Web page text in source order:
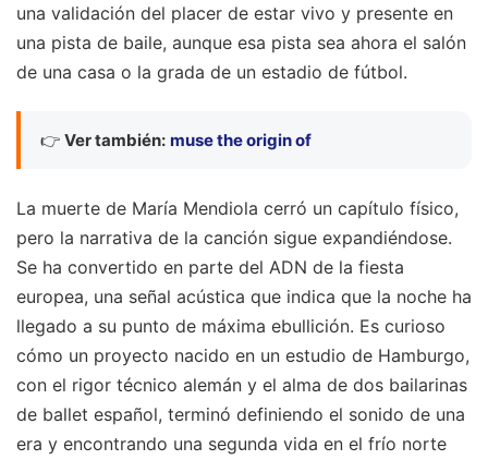
una validación del placer de estar vivo y presente en
una pista de baile, aunque esa pista sea ahora el salón
de una casa o la grada de un estadio de fútbol.
👉 Ver también: muse the origin of
La muerte de María Mendiola cerró un capítulo físico,
pero la narrativa de la canción sigue expandiéndose.
Se ha convertido en parte del ADN de la fiesta
europea, una señal acústica que indica que la noche ha
llegado a su punto de máxima ebullición. Es curioso
cómo un proyecto nacido en un estudio de Hamburgo,
con el rigor técnico alemán y el alma de dos bailarinas
de ballet español, terminó definiendo el sonido de una
era y encontrando una segunda vida en el frío norte